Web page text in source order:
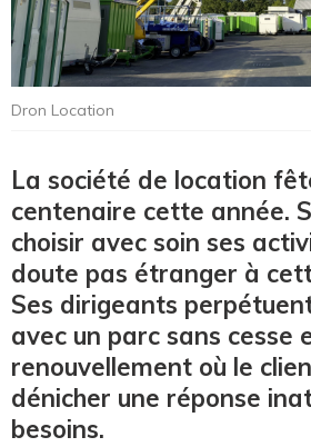
Dron Location
La société de location
centenaire cette année.
choisir avec soin ses
doute pas étranger à
Ses dirigeants
avec un parc sans cesse
renouvellement où le
dénicher une réponse
besoins.